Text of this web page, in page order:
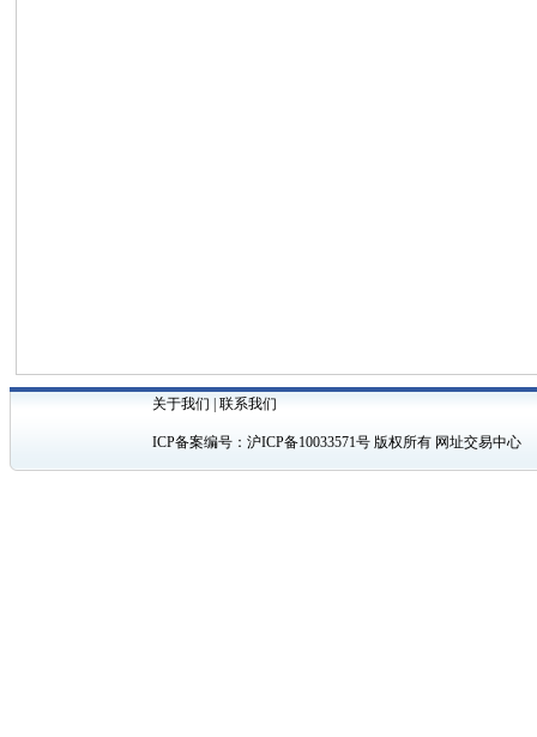
关于我们 |联系我们
ICP备案编号：沪ICP备10033571号 版权所有 网址交易中心